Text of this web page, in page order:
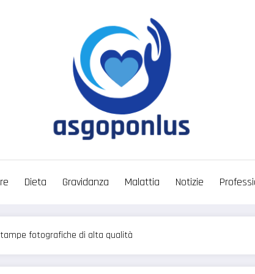
Dieta Gravidanza Malattia Notizie
fotografiche di alta qualità